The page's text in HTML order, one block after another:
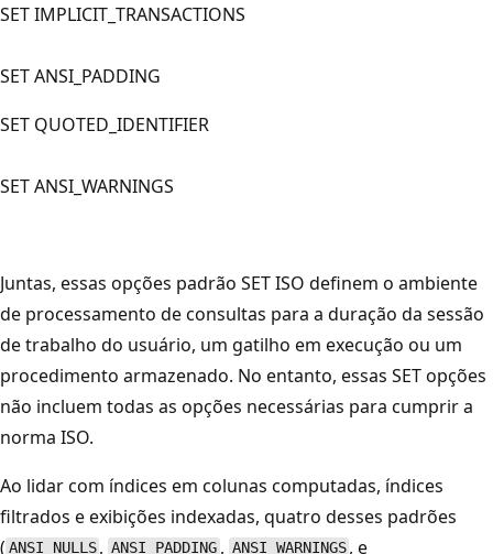
SET IMPLICIT_TRANSACTIONS
SET ANSI_PADDING
SET QUOTED_IDENTIFIER
SET ANSI_WARNINGS
Juntas, essas opções padrão SET ISO definem o ambiente
de processamento de consultas para a duração da sessão
de trabalho do usuário, um gatilho em execução ou um
procedimento armazenado. No entanto, essas SET opções
não incluem todas as opções necessárias para cumprir a
norma ISO.
Ao lidar com índices em colunas computadas, índices
filtrados e exibições indexadas, quatro desses padrões
( ANSI_NULLS , ANSI_PADDING , ANSI_WARNINGS , e